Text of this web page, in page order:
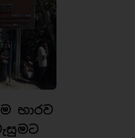
භාරව